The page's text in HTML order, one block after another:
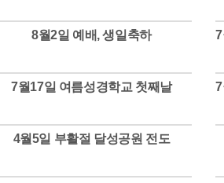
8월2일 예배, 생일축하
7월17일 여름성경학교 첫째날
4월5일 부활절 달성공원 전도